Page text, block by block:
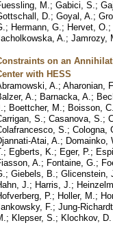
M. ; Gabici, S. ;
D. ; Goyal, A. ;
; Hermann, G. ; Hervet, O. ;
A. ; Jamrozy,
on an
with HESS
A. ; Aharonian,
A. ; Barnacka, A. ;
; Boettcher, M. ; Boisson,
S. ; Casanova, S. ;
S. ; Cologna,
Atai, A. ; Domainko,
; Egberts, K. ; Eger, P. ;
A. ; Fontaine, G. ;
; Giebels, B. ; Glicenstein,
J. ; Harris, J. ;
P. ; Holler, M. ;
F. ; Jung-
; Klepser, S. ; Klochkov, D.